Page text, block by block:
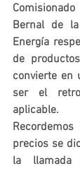
Bernal de
Energía
de
convierte en
ser el
aplicable.
precios se
la llamada